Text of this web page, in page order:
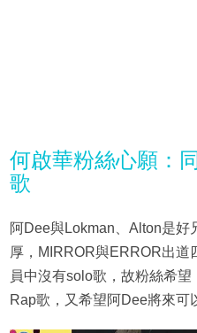
何啟華粉絲心願：
歌
阿Dee與Lokman、Alton是好
厚，MIRROR與ERROR出道
員中沒有solo歌，故粉絲希
Rap歌，又希望阿Dee將來可